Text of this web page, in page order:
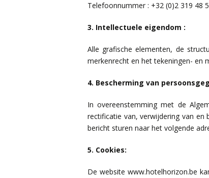
Telefoonnummer : +32 (0)2 319 48
3. Intellectuele eigendom :
Alle grafische elementen, de
merkenrecht en het tekeningen- en
4. Bescherming van
In overeenstemming met de
rectificatie van, verwijdering van en
bericht sturen naar het volgende
5. Cookies:
De website www.hotelhorizon.be